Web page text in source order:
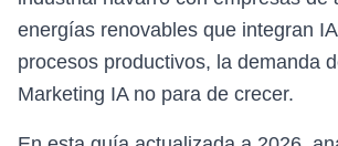
energías renovables que integran
procesos productivos, la demanda
Marketing IA no para de crecer.